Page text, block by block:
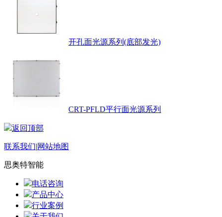
开孔面光源系列(底部发光)
CRT-PFLD平行面光源系列
返回顶部
联系我们|网站地图
思奥特智能
电话咨询
产品中心
行业案例